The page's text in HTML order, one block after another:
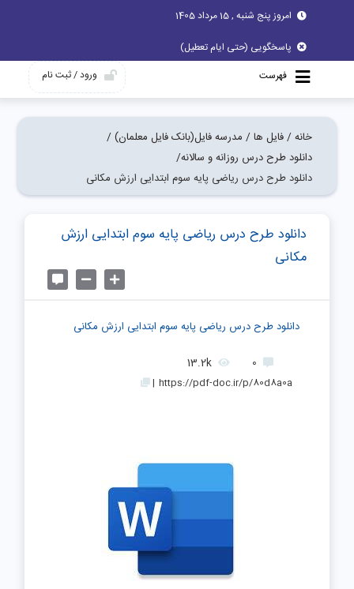
امروز پنج شنبه , 15 مرداد 1405
پاسخگویی (حتی ایام تعطیل)
فهرست
ورود / ثبت نام
خانه / فایل ها / مدرسه فایل(بانک فایل معلمان) /
دانلود طرح درس روزانه و سالانه/
دانلود طرح درس ریاضی پایه سوم ابتدایی ارزش مکانی
دانلود طرح درس ریاضی پایه سوم ابتدایی ارزش
مکانی
دانلود طرح درس ریاضی پایه سوم ابتدایی ارزش مکانی
0
13.2k
https://pdf-doc.ir/p/80d8a0a
|